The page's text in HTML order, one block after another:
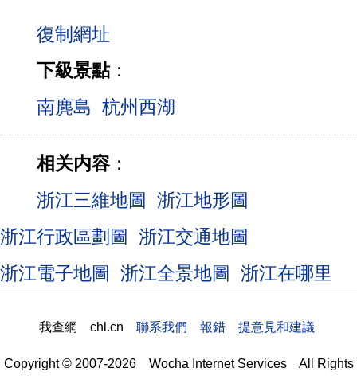
下級景點：
南麂島 杭州西湖
相关内容：
浙江三維地圖 浙江地形圖
浙江行政區劃圖 浙江交通地圖
浙江電子地圖 浙江全景地圖 浙江在哪里
我查網 chl.cn 聯系我們 報錯 提意見和建議
Copyright © 2007-2026 Wocha Internet Services All Rights